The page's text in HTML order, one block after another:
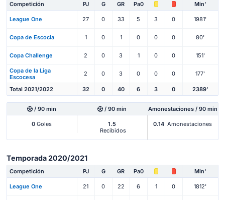
Competición PJ G GR Pa0 Min'
League One 27 0 33 5 3 0 1981'
Copa de Escocia 1 0 1 0 0 0 80'
Copa Challenge 2 0 3 1 0 0 151'
Copa de la Liga
Escocesa
2 0 3 0 0 0 177'
Total 2021/2022 32 0 40 6 3 0 2389'
/ 90 min / 90 min Amonestaciones / 90 min
0 Goles
1.5
Recibidos
0.14 Amonestaciones
Temporada 2020/2021
Competición PJ G GR Pa0 Min'
League One 21 0 22 6 1 0 1812'